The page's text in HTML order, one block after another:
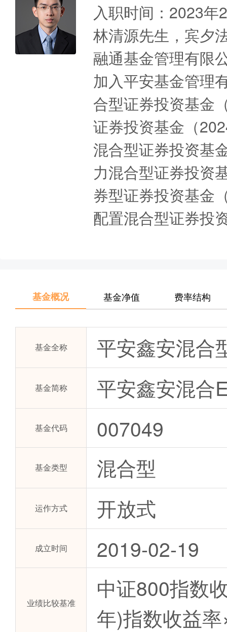
入职时间：2023年
林清源先生，宾夕
融通基金管理有限
加入平安基金管理
合型证券投资基金
证券投资基金（
混合型证券投资基
力混合型证券投资
券型证券投资基金
配置混合型证券投
基金概况 基金净值 费率结构
基金全称 平安鑫安混合
基金简称 平安鑫安混合
基金代码 007049
基金类型 混合型
运作方式 开放式
成立时间 2019-02-19
业绩比较基准
中证800指数
年)指数收益